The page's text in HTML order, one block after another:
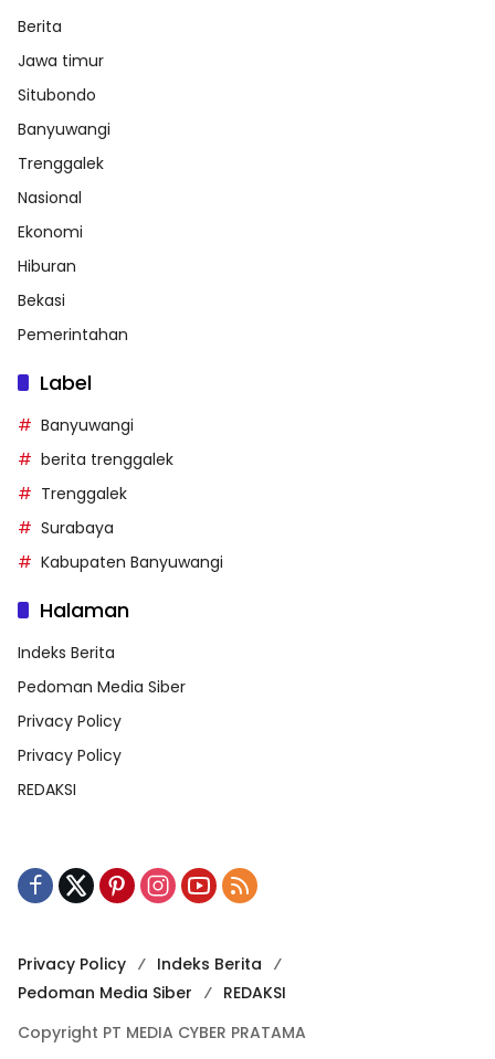
Berita
Jawa timur
Situbondo
Banyuwangi
Trenggalek
Nasional
Ekonomi
Hiburan
Bekasi
Pemerintahan
Label
Banyuwangi
berita trenggalek
Trenggalek
Surabaya
Kabupaten Banyuwangi
Halaman
Indeks Berita
Pedoman Media Siber
Privacy Policy
Privacy Policy
REDAKSI
Privacy Policy
Indeks Berita
Pedoman Media Siber
REDAKSI
Copyright PT MEDIA CYBER PRATAMA